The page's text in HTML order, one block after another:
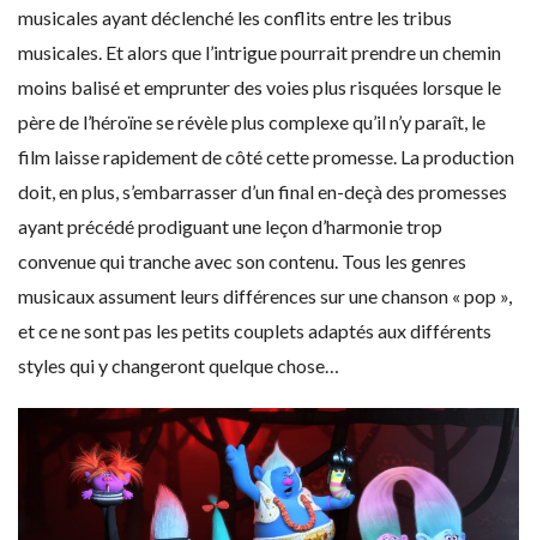
musicales ayant déclenché les conflits entre les tribus
musicales. Et alors que l’intrigue pourrait prendre un chemin
moins balisé et emprunter des voies plus risquées lorsque le
père de l’héroïne se révèle plus complexe qu’il n’y paraît, le
film laisse rapidement de côté cette promesse. La production
doit, en plus, s’embarrasser d’un final en-deçà des promesses
ayant précédé prodiguant une leçon d’harmonie trop
convenue qui tranche avec son contenu. Tous les genres
musicaux assument leurs différences sur une chanson « pop »,
et ce ne sont pas les petits couplets adaptés aux différents
styles qui y changeront quelque chose…